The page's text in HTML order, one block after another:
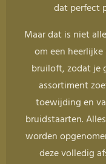
dat perfect
Maar dat is niet
om een
bruiloft, zodat je
assortiment
toewijding en
bruidstaarten.
worden
deze volledig